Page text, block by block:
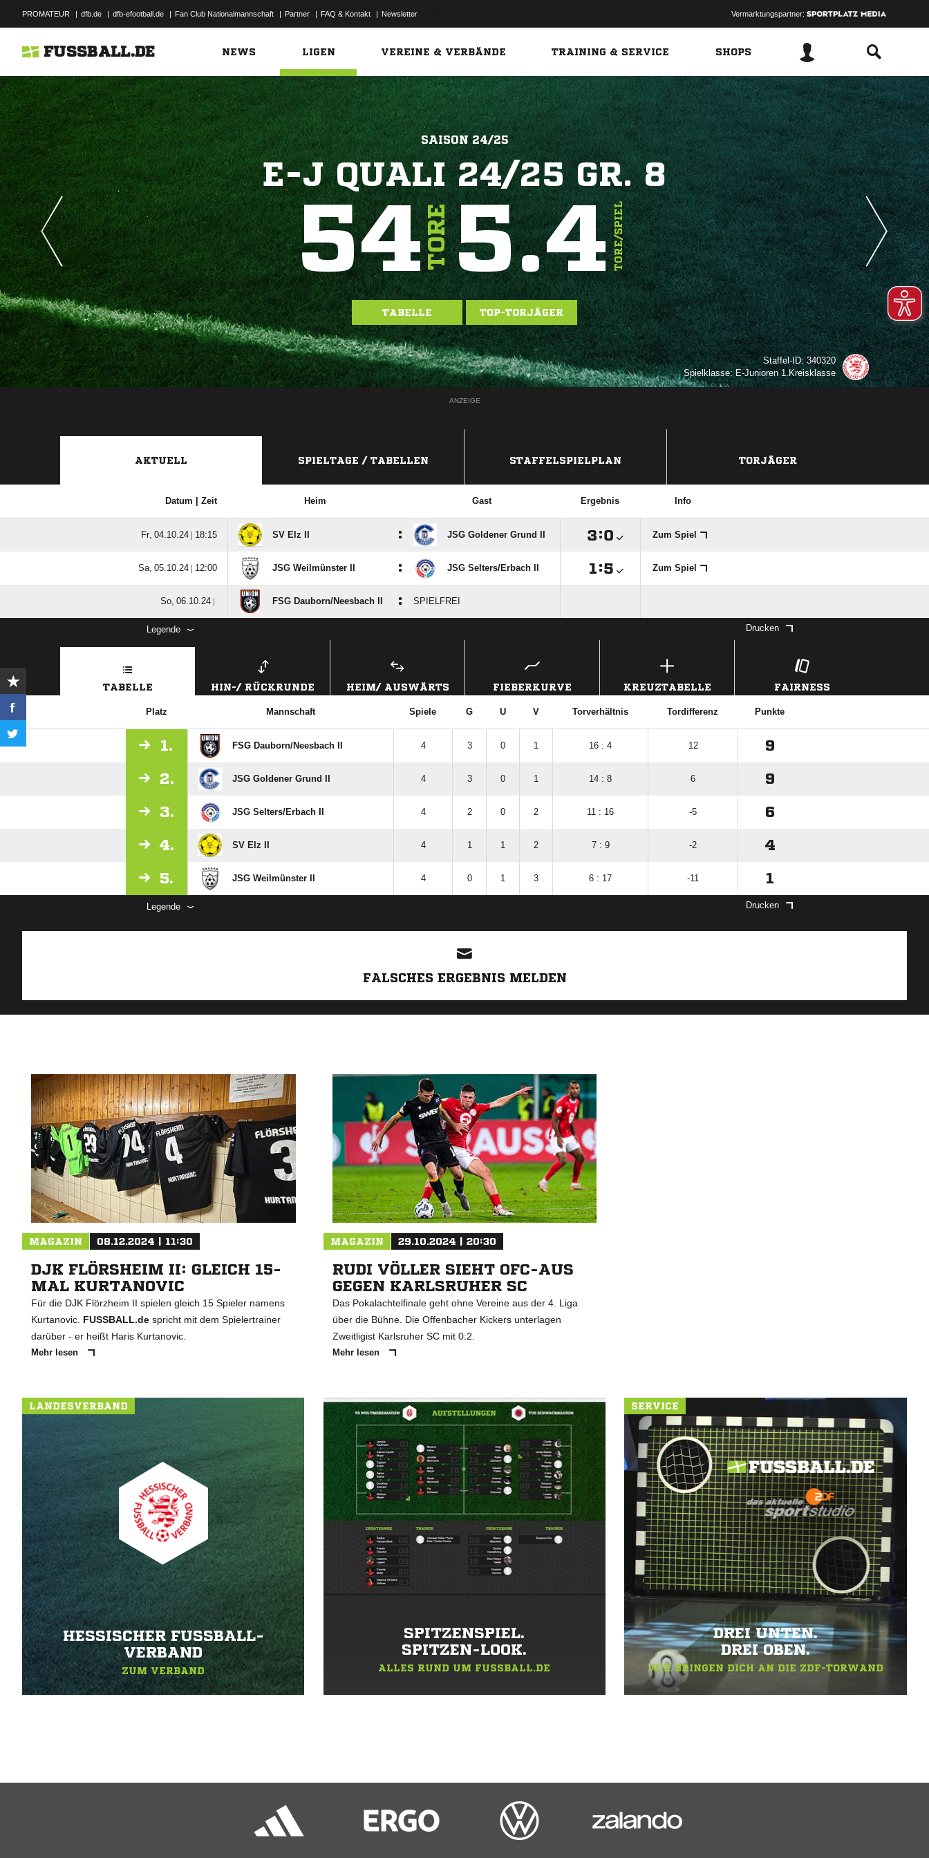
PROMATEUR | dfb.de | dfb-efootball.de | Fan Club Nationalmannschaft | Partner | FAQ & Kontakt | Newsletter Vermarktungspartner:
FUSSBALL.DE NEWS LIGEN VEREINE & VERBÄNDE TRAINING & SERVICE SHOPS
SAISON 24/25
E-J QUALI 24/25 GR. 8
54TORE5.4TORE/SPIEL
TABELLE TOP-TORJÄGER
Staffel-ID: 340320
Spielklasse: E-Junioren 1.Kreisklasse
ANZEIGE
AKTUELL SPIELTAGE / TABELLEN STAFFELSPIELPLAN TORJÄGER
Datum | Zeit Heim Gast Ergebnis Info
  |  SV Elz II : JSG Goldener Grund II : Zum Spiel
  |  JSG Weilmünster II : JSG Selters/​Erbach II : Zum Spiel
  | FSG Dauborn/​Neesbach II : SPIELFREI
Legende Drucken
TABELLE HIN-/ RÜCKRUNDE HEIM/ AUSWÄRTS FIEBERKURVE KREUZTABELLE FAIRNESS
Platz Mannschaft Spiele G U V Torverhältnis Tordifferenz Punkte
1. FSG Dauborn/​Neesbach II 4 3 0 1 16 : 4 12 9
2. JSG Goldener Grund II 4 3 0 1 14 : 8 6 9
3. JSG Selters/​Erbach II 4 2 0 2 11 : 16 -5 6
4. SV Elz II 4 1 1 2 7 : 9 -2 4
5. JSG Weilmünster II 4 0 1 3 6 : 17 -11 1
Legende Drucken
FALSCHES ERGEBNIS MELDEN
MAGAZIN 08.12.2024 | 11:30
DJK FLÖRSHEIM II: GLEICH 15-
MAL KURTANOVIC
Für die DJK Flörzheim II spielen gleich 15 Spieler namens
Kurtanovic. FUSSBALL.de spricht mit dem Spielertrainer
darüber - er heißt Haris Kurtanovic.
Mehr lesen
MAGAZIN 29.10.2024 | 20:30
RUDI VÖLLER SIEHT OFC-AUS
GEGEN KARLSRUHER SC
Das Pokalachtelfinale geht ohne Vereine aus der 4. Liga
über die Bühne. Die Offenbacher Kickers unterlagen
Zweitligist Karlsruher SC mit 0:2.
Mehr lesen
LANDESVERBAND
HESSISCHER FUSSBALL-V
ERBAND
ZUM VERBAND
SPITZENSPIEL.
SPITZEN-LOOK.
ALLES RUND UM FUSSBALL.DE
SERVICE
DREI UNTEN.
DREI OBEN.
WIR BRINGEN DICH AN DIE ZDF-TORWAND